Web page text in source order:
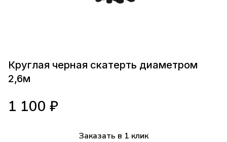
Круглая черная скатерть диаметром
2,6м
1 100 ₽
Заказать в 1 клик